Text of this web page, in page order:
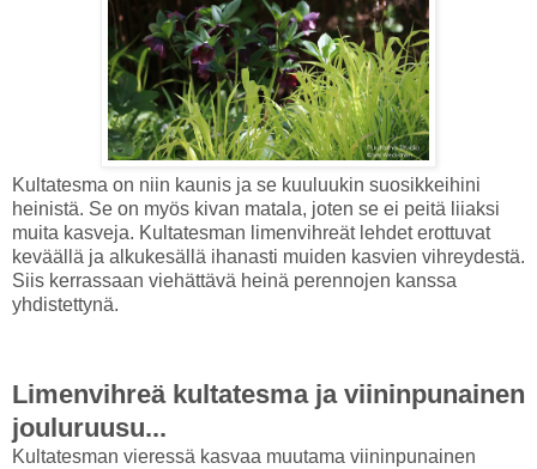
Kultatesma on niin kaunis ja se kuuluukin suosikkeihini
heinistä. Se on myös kivan matala, joten se ei peitä liiaksi
muita kasveja. Kultatesman limenvihreät lehdet erottuvat
keväällä ja alkukesällä ihanasti muiden kasvien vihreydestä.
Siis kerrassaan viehättävä heinä perennojen kanssa
yhdistettynä.
Limenvihreä kultatesma ja viininpunainen
jouluruusu...
Kultatesman vieressä kasvaa muutama viininpunainen